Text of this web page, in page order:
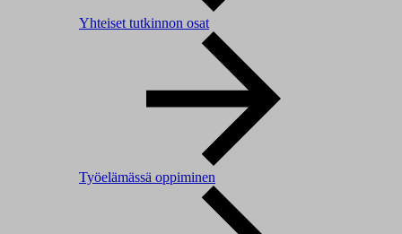
Yhteiset tutkinnon osat
Työelämässä oppiminen